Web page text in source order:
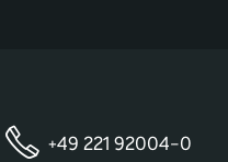
+49 221 92004-0